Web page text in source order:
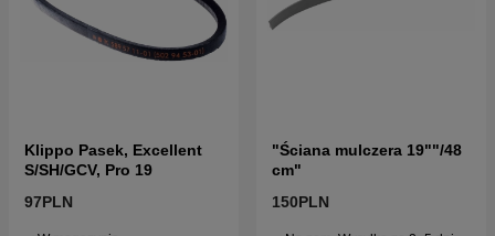
Klippo Pasek, Excellent
S/SH/GCV, Pro 19
97PLN
"Ściana mulczera 19""/48
cm"
150PLN